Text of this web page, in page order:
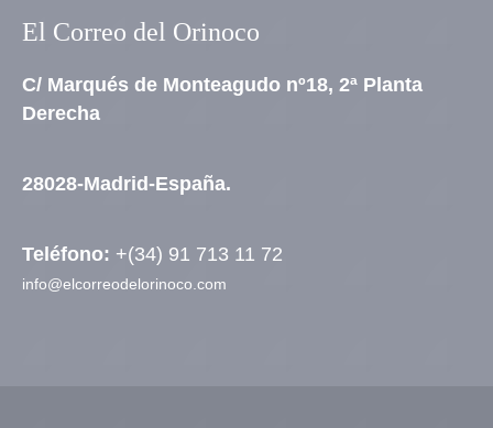
El Correo del Orinoco
C/ Marqués de Monteagudo nº18, 2ª Planta
Derecha
28028-Madrid-España.
Teléfono: +(34) 91 713 11 72
info@elcorreodelorinoco.com